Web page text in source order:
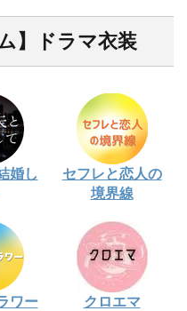
】ドラマ衣装
婚し
セフレと恋人の
境界線
ワー クロエマ